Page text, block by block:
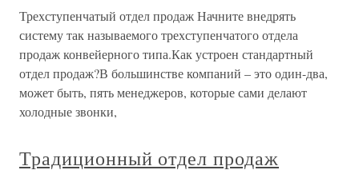
Трехступенчатый отдел продаж Начните внедрять
систему так называемого трехступенчатого отдела
продаж конвейерного типа.Как устроен стандартный
отдел продаж?В большинстве компаний – это один-два,
может быть, пять менеджеров, которые сами делают
холодные звонки,
Традиционный отдел продаж